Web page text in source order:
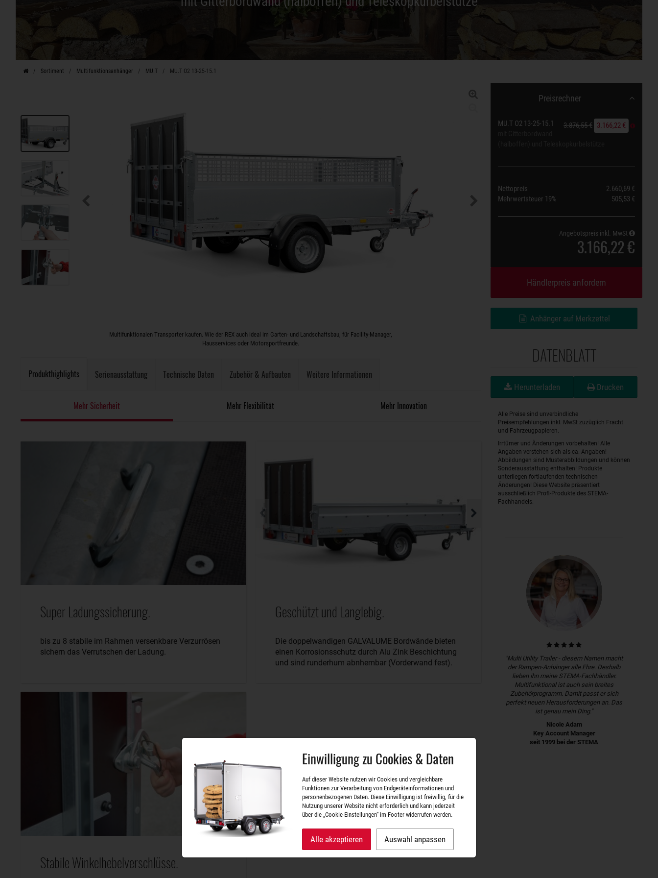
Sortiment Multifunktionsanhänger MU.T MU.T O2 13-25-15.1
Multifunktionalen Transporter kaufen. Wie der REX auch ideal im Garten- und Landschaftsbau, für Facility-Manager,
Hausservices oder Motorsportfreunde.
Produkthighlights Serienausstattung Technische Daten Zubehör & Aufbauten Weitere Informationen
Mehr Sicherheit Mehr Flexibilität Mehr Innovation
Super Ladungssicherung.
bis zu 8 stabile im Rahmen versenkbare Verzurrösen
sichern das Verrutschen der Ladung.
Geschützt und Langlebig.
Die doppelwandigen GALVALUME Bordwände bieten
einen Korrosionsschutz durch Alu Zink Beschichtung
und sind runderhum abnhembar (Vorderwand fest).
Stabile Winkelhebelverschlüsse.
Preisrechner
MU.T O2 13-25-15.1 3.876,55 € 3.166,22 €
Nettopreis
2.660,69 €
Mehrwertsteuer 19% 505,53 €
Angebotspreis inkl. MwSt
3.166,22 €
Händlerpreis anfordern
Anhänger auf Merkzettel
DATENBLATT
Herunterladen Drucken
Alle Preise sind unverbindliche
Preisempfehlungen inkl. MwSt zuzüglich Fracht
und Fahrzeugpapieren.
Irrtümer und Änderungen vorbehalten! Alle
Angaben verstehen sich als ca.-Angaben!
Abbildungen sind Musterabbildungen und können
Sonderausstattung enthalten! Produkte
unterliegen fortlaufenden technischen
Änderungen! Diese Website präsentiert
ausschließlich Profi-Produkte des STEMA-
Fachhandels.
"Multi Utility Trailer - diesem Namen macht
der Rampen-Anhänger alle Ehre. Deshalb
lieben ihn meine STEMA-Fachhändler.
Multifunktional ist auch sein breites
Zubehörprogramm. Damit passt er sich
perfekt neuen Herausforderungen an. Das
ist genau mein Ding."
Nicole Adam
Key Account Manager
seit 1999 bei der STEMA
Einwilligung zu Cookies & Daten
Auf dieser Website nutzen wir Cookies und vergleichbare
Funktionen zur Verarbeitung von Endgeräteinformationen und
personenbezogenen Daten. Diese Einwilligung ist freiwillig, für die
Nutzung unserer Website nicht erforderlich und kann jederzeit
über die „Cookie-Einstellungen“ im Footer widerrufen werden.
Alle akzeptieren Auswahl anpassen